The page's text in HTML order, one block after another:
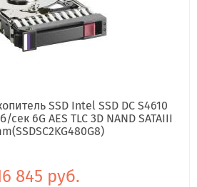
SSD Intel SSD DC S4610
6G AES TLC 3D NAND SATAIII
845 руб.